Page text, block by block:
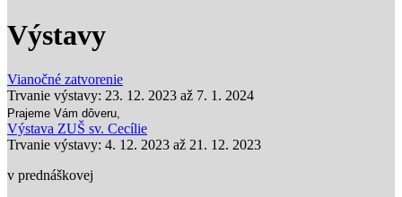
Výstavy
Vianočné zatvorenie
Trvanie výstavy: 23. 12. 2023 až 7. 1. 2024
Prajeme Vám dôveru,
Výstava ZUŠ sv. Cecílie
Trvanie výstavy: 4. 12. 2023 až 21. 12. 2023
v prednáškovej